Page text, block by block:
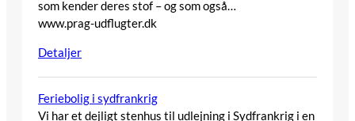
som kender deres stof – og som også…
www.prag-udflugter.dk
Detaljer
Feriebolig i sydfrankrig
Vi har et dejligt stenhus til udlejning i Sydfrankrig i en